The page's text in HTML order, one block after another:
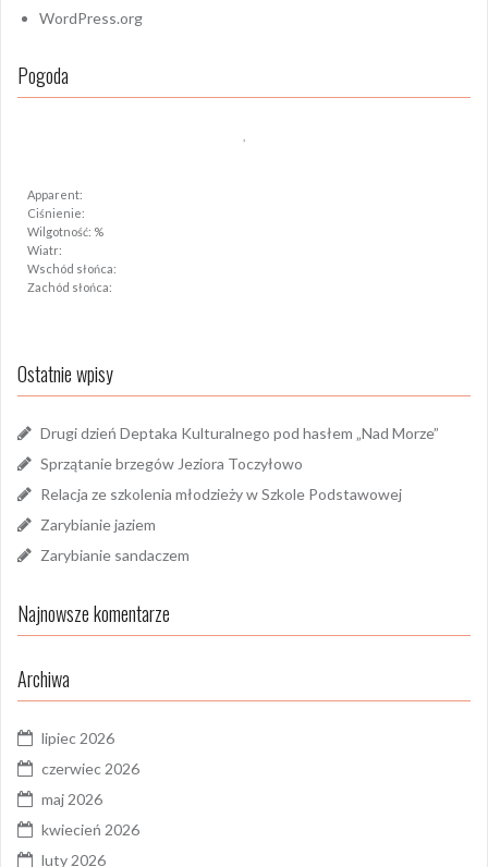
WordPress.org
Pogoda
Apparent:
Ciśnienie:
Wilgotność: %
Wiatr:
Wschód słońca:
Zachód słońca:
Ostatnie wpisy
Drugi dzień Deptaka Kulturalnego pod hasłem „Nad Morze”
Sprzątanie brzegów Jeziora Toczyłowo
Relacja ze szkolenia młodzieży w Szkole Podstawowej
Zarybianie jaziem
Zarybianie sandaczem
Najnowsze komentarze
Archiwa
lipiec 2026
czerwiec 2026
maj 2026
kwiecień 2026
luty 2026